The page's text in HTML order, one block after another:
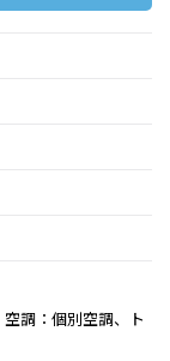
調：個別空調、ト